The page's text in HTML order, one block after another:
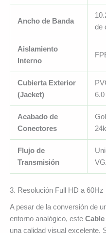
Ancho de Banda
de
Aislamiento
Interno
Cubierta Exterior
(Jacket)
Acabado de
Conectores
Flujo de
Transmisión
3. Resolución Full HD a
A pesar de la conversión de
entorno analógico, este
una calidad visual excelente.